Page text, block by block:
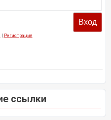
| Регистрация
ссылки